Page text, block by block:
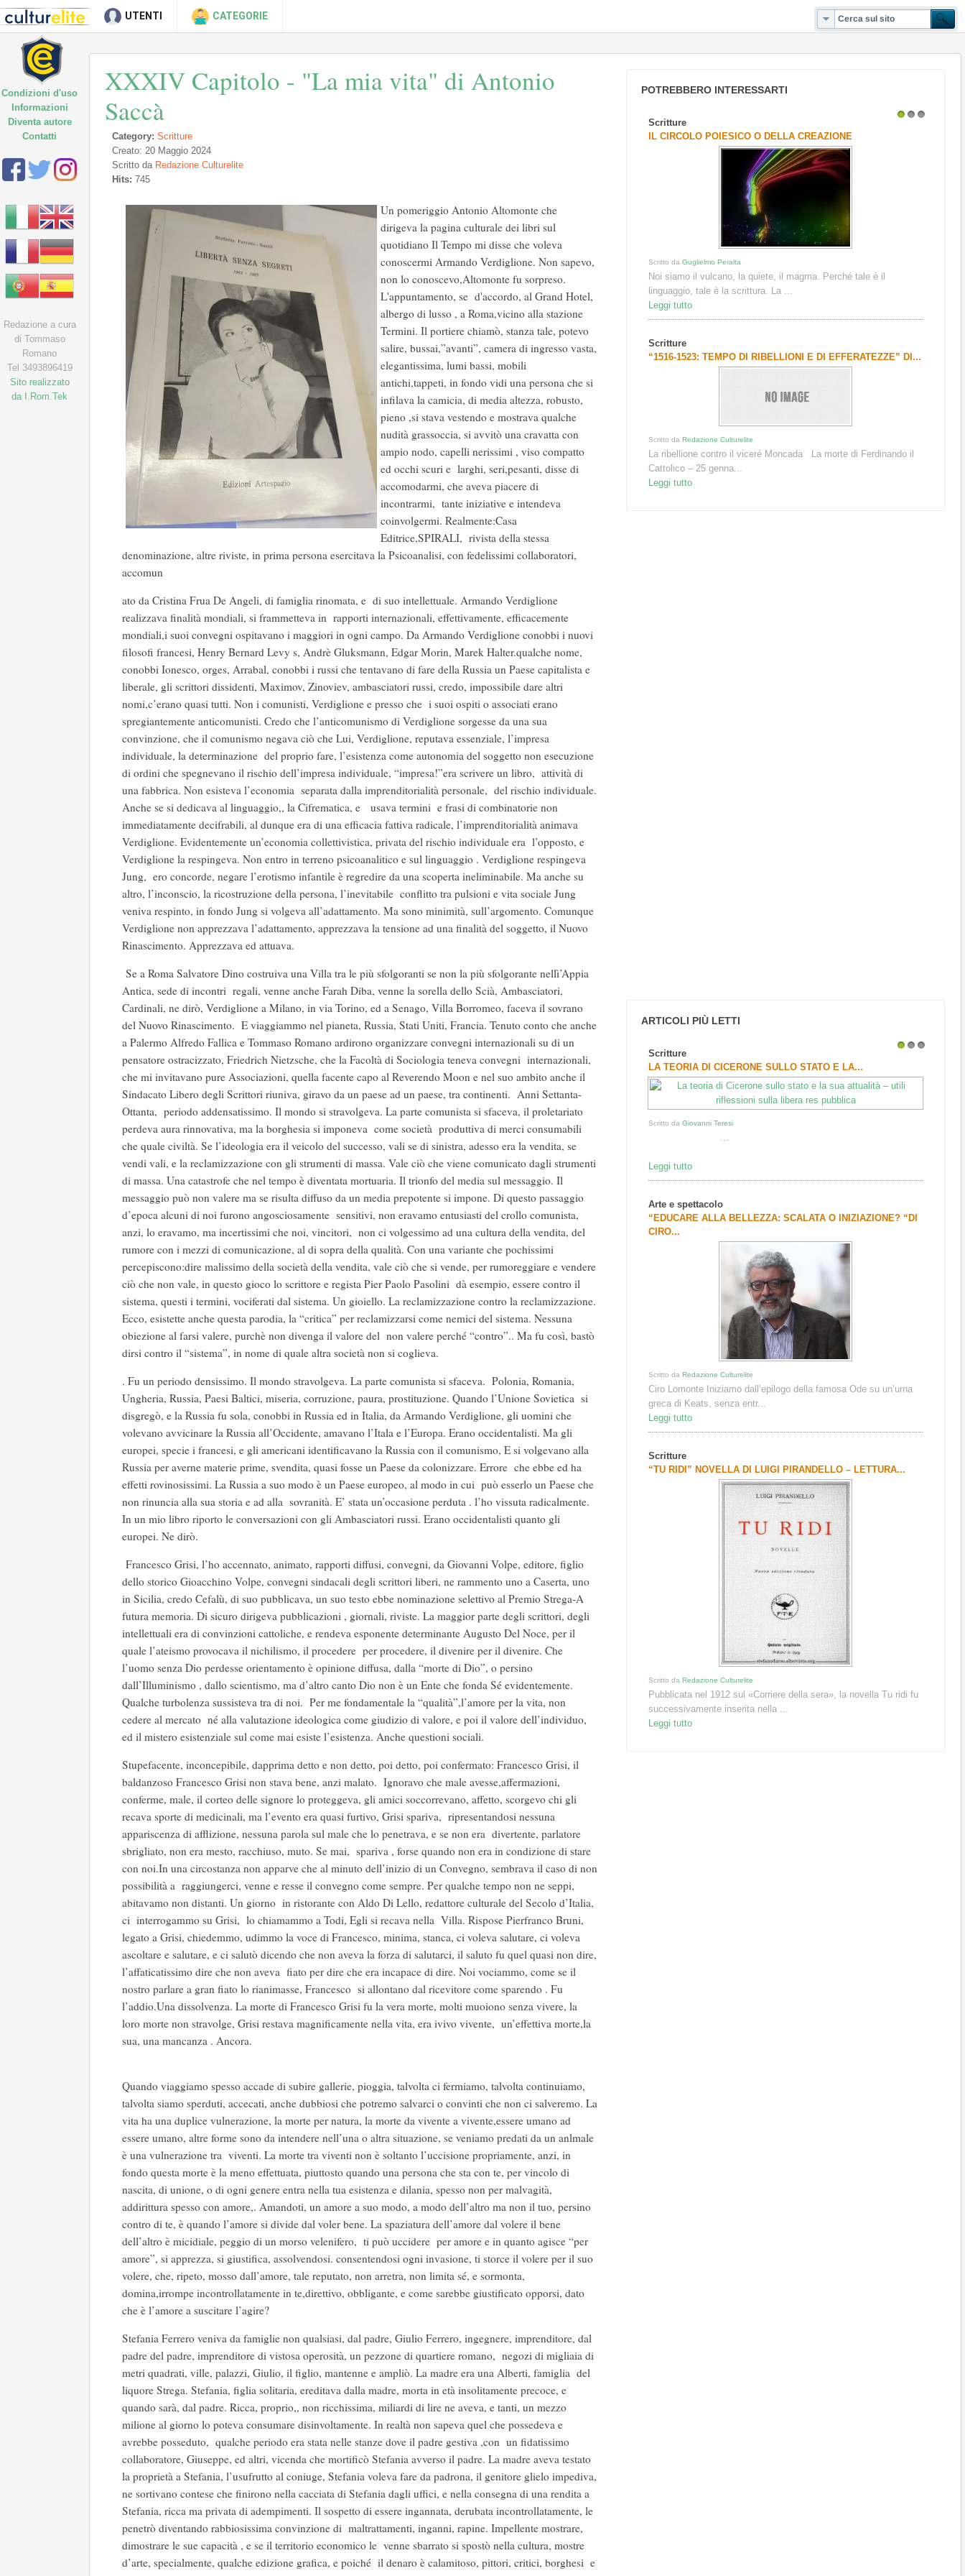
UTENTI CATEGORIE
XXXIV Capitolo - "La mia vita" di Antonio
Saccà
Category: Scritture
Creato: 20 Maggio 2024
Scritto da Redazione Culturelite
Hits: 745
Un pomeriggio Antonio Altomonte che
dirigeva la pagina culturale dei libri sul
quotidiano Il Tempo mi disse che voleva
conoscermi Armando Verdiglione. Non sapevo,
non lo conoscevo,Altomonte fu sorpreso.
L'appuntamento, se d'accordo, al Grand Hotel,
albergo di lusso , a Roma,vicino alla stazione
Termini. Il portiere chiamò, stanza tale, potevo
salire, bussai,”avanti”, camera di ingresso vasta,
elegantissima, lumi bassi, mobili
antichi,tappeti, in fondo vidi una persona che si
infilava la camicia, di media altezza, robusto,
pieno ,si stava vestendo e mostrava qualche
nudità grassoccia, si avvitò una cravatta con
ampio nodo, capelli nerissimi , viso compatto
ed occhi scuri e larghi, seri,pesanti, disse di
accomodarmi, che aveva piacere di
incontrarmi, tante iniziative e intendeva
coinvolgermi. Realmente:Casa
Editrice,SPIRALI, rivista della stessa
denominazione, altre riviste, in prima persona esercitava la Psicoanalisi, con fedelissimi collaboratori,
accomun
ato da Cristina Frua De Angeli, di famiglia rinomata, e di suo intellettuale. Armando Verdiglione
realizzava finalità mondiali, si frammetteva in rapporti internazionali, effettivamente, efficacemente
mondiali,i suoi convegni ospitavano i maggiori in ogni campo. Da Armando Verdiglione conobbi i nuovi
filosofi francesi, Henry Bernard Levy s, Andrè Gluksmann, Edgar Morin, Marek Halter.qualche nome,
conobbi Ionesco, orges, Arrabal, conobbi i russi che tentavano di fare della Russia un Paese capitalista e
liberale, gli scrittori dissidenti, Maximov, Zinoviev, ambasciatori russi, credo, impossibile dare altri
nomi,c’erano quasi tutti. Non i comunisti, Verdiglione e presso che i suoi ospiti o associati erano
spregiantemente anticomunisti. Credo che l’anticomunismo di Verdiglione sorgesse da una sua
convinzione, che il comunismo negava ciò che Lui, Verdiglione, reputava essenziale, l’impresa
individuale, la determinazione del proprio fare, l’esistenza come autonomia del soggetto non esecuzione
di ordini che spegnevano il rischio dell’impresa individuale, “impresa!”era scrivere un libro, attività di
una fabbrica. Non esisteva l’economia separata dalla imprenditorialità personale, del rischio individuale.
Anche se si dedicava al linguaggio,, la Cifrematica, e usava termini e frasi di combinatorie non
immediatamente decifrabili, al dunque era di una efficacia fattiva radicale, l’imprenditorialità animava
Verdiglione. Evidentemente un’economia collettivistica, privata del rischio individuale era l’opposto, e
Verdiglione la respingeva. Non entro in terreno psicoanalitico e sul linguaggio . Verdiglione respingeva
Jung, ero concorde, negare l’erotismo infantile è regredire da una scoperta ineliminabile. Ma anche su
altro, l’inconscio, la ricostruzione della persona, l’inevitabile conflitto tra pulsioni e vita sociale Jung
veniva respinto, in fondo Jung si volgeva all’adattamento. Ma sono minimità, sull’argomento. Comunque
Verdiglione non apprezzava l’adattamento, apprezzava la tensione ad una finalità del soggetto, il Nuovo
Rinascimento. Apprezzava ed attuava.
Se a Roma Salvatore Dino costruiva una Villa tra le più sfolgoranti se non la più sfolgorante nellì’Appia
Antica, sede di incontri regali, venne anche Farah Diba, venne la sorella dello Scià, Ambasciatori,
Cardinali, ne dirò, Verdiglione a Milano, in via Torino, ed a Senago, Villa Borromeo, faceva il sovrano
del Nuovo Rinascimento. E viaggiammo nel pianeta, Russia, Stati Uniti, Francia. Tenuto conto che anche
a Palermo Alfredo Fallica e Tommaso Romano ardirono organizzare convegni internazionali su di un
pensatore ostracizzato, Friedrich Nietzsche, che la Facoltà di Sociologia teneva convegni internazionali,
che mi invitavano pure Associazioni, quella facente capo al Reverendo Moon e nel suo ambito anche il
Sindacato Libero degli Scrittori riuniva, giravo da un paese ad un paese, tra continenti. Anni Settanta-
Ottanta, periodo addensatissimo. Il mondo si stravolgeva. La parte comunista si sfaceva, il proletariato
perdeva aura rinnovativa, ma la borghesia si imponeva come società produttiva di merci consumabili
che quale civiltà. Se l’ideologia era il veicolo del successo, vali se di sinistra, adesso era la vendita, se
vendi vali, e la reclamizzazione con gli strumenti di massa. Vale ciò che viene comunicato dagli strumenti
di massa. Una catastrofe che nel tempo è diventata mortuaria. Il trionfo del media sul messaggio. Il
messaggio può non valere ma se risulta diffuso da un media prepotente si impone. Di questo passaggio
d’epoca alcuni di noi furono angosciosamente sensitivi, non eravamo entusiasti del crollo comunista,
anzi, lo eravamo, ma incertissimi che noi, vincitori, non ci volgessimo ad una cultura della vendita, del
rumore con i mezzi di comunicazione, al di sopra della qualità. Con una variante che pochissimi
percepiscono:dire malissimo della società della vendita, vale ciò che si vende, per rumoreggiare e vendere
ciò che non vale, in questo gioco lo scrittore e regista Pier Paolo Pasolini dà esempio, essere contro il
sistema, questi i termini, vociferati dal sistema. Un gioiello. La reclamizzazione contro la reclamizzazione.
Ecco, esistette anche questa parodia, la “critica” per reclamizzarsi come nemici del sistema. Nessuna
obiezione al farsi valere, purchè non divenga il valore del non valere perché “contro”.. Ma fu così, bastò
dirsi contro il “sistema”, in nome di quale altra società non si coglieva.
. Fu un periodo densissimo. Il mondo stravolgeva. La parte comunista si sfaceva. Polonia, Romania,
Ungheria, Russia, Paesi Baltici, miseria, corruzione, paura, prostituzione. Quando l’Unione Sovietica si
disgregò, e la Russia fu sola, conobbi in Russia ed in Italia, da Armando Verdiglione, gli uomini che
volevano avvicinare la Russia all’Occidente, amavano l’Itala e l’Europa. Erano occidentalisti. Ma gli
europei, specie i francesi, e gli americani identificavano la Russia con il comunismo, E si volgevano alla
Russia per averne materie prime, svendita, quasi fosse un Paese da colonizzare. Errore che ebbe ed ha
effetti rovinosissimi. La Russia a suo modo è un Paese europeo, al modo in cui può esserlo un Paese che
non rinuncia alla sua storia e ad alla sovranità. E’ stata un’occasione perduta . l’ho vissuta radicalmente.
In un mio libro riporto le conversazioni con gli Ambasciatori russi. Erano occidentalisti quanto gli
europei. Ne dirò.
Francesco Grisi, l’ho accennato, animato, rapporti diffusi, convegni, da Giovanni Volpe, editore, figlio
dello storico Gioacchino Volpe, convegni sindacali degli scrittori liberi, ne rammento uno a Caserta, uno
in Sicilia, credo Cefalù, di suo pubblicava, un suo testo ebbe nominazione selettivo al Premio Strega-A
futura memoria. Di sicuro dirigeva pubblicazioni , giornali, riviste. La maggior parte degli scrittori, degli
intellettuali era di convinzioni cattoliche, e rendeva esponente determinante Augusto Del Noce, per il
quale l’ateismo provocava il nichilismo, il procedere per procedere, il divenire per il divenire. Che
l’uomo senza Dio perdesse orientamento è opinione diffusa, dalla “morte di Dio”, o persino
dall’Illuminismo , dallo scientismo, ma d’altro canto Dio non è un Ente che fonda Sé evidentemente.
Qualche turbolenza sussisteva tra di noi. Per me fondamentale la “qualità”,l’amore per la vita, non
cedere al mercato né alla valutazione ideologica come giudizio di valore, e poi il valore dell’individuo,
ed il mistero esistenziale sul come mai esiste l’esistenza. Anche questioni sociali.
Stupefacente, inconcepibile, dapprima detto e non detto, poi detto, poi confermato: Francesco Grisi, il
baldanzoso Francesco Grisi non stava bene, anzi malato. Ignoravo che male avesse,affermazioni,
conferme, male, il corteo delle signore lo proteggeva, gli amici soccorrevano, affetto, scorgevo chi gli
recava sporte di medicinali, ma l’evento era quasi furtivo, Grisi spariva, ripresentandosi nessuna
appariscenza di afflizione, nessuna parola sul male che lo penetrava, e se non era divertente, parlatore
sbrigliato, non era mesto, racchiuso, muto. Se mai, spariva , forse quando non era in condizione di stare
con noi.In una circostanza non apparve che al minuto dell’inizio di un Convegno, sembrava il caso di non
possibilità a raggiungerci, venne e resse il convegno come sempre. Per qualche tempo non ne seppi,
abitavamo non distanti. Un giorno in ristorante con Aldo Di Lello, redattore culturale del Secolo d’Italia,
ci interrogammo su Grisi, lo chiamammo a Todi, Egli si recava nella Villa. Rispose Pierfranco Bruni,
legato a Grisi, chiedemmo, udimmo la voce di Francesco, minima, stanca, ci voleva salutare, ci voleva
ascoltare e salutare, e ci salutò dicendo che non aveva la forza di salutarci, il saluto fu quel quasi non dire,
l’affaticatissimo dire che non aveva fiato per dire che era incapace di dire. Noi vociammo, come se il
nostro parlare a gran fiato lo rianimasse, Francesco si allontano dal ricevitore come sparendo . Fu
l’addio.Una dissolvenza. La morte di Francesco Grisi fu la vera morte, molti muoiono senza vivere, la
loro morte non stravolge, Grisi restava magnificamente nella vita, era ivivo vivente, un’effettiva morte,la
sua, una mancanza . Ancora.
Quando viaggiamo spesso accade di subire gallerie, pioggia, talvolta ci fermiamo, talvolta continuiamo,
talvolta siamo sperduti, accecati, anche dubbiosi che potremo salvarci o convinti che non ci salveremo. La
vita ha una duplice vulnerazione, la morte per natura, la morte da vivente a vivente,essere umano ad
essere umano, altre forme sono da intendere nell’una o altra situazione, se veniamo predati da un anlmale
è una vulnerazione tra viventi. La morte tra viventi non è soltanto l’uccisione propriamente, anzi, in
fondo questa morte è la meno effettuata, piuttosto quando una persona che sta con te, per vincolo di
nascita, di unione, o di ogni genere entra nella tua esistenza e dilania, spesso non per malvagità,
addirittura spesso con amore,. Amandoti, un amore a suo modo, a modo dell’altro ma non il tuo, persino
contro di te, è quando l’amore si divide dal voler bene. La spaziatura dell’amore dal volere il bene
dell’altro è micidiale, peggio di un morso velenifero, ti può uccidere per amore e in quanto agisce “per
amore”, si apprezza, si giustifica, assolvendosi. consentendosi ogni invasione, ti storce il volere per il suo
volere, che, ripeto, mosso dall’amore, tale reputato, non arretra, non limita sé, e sormonta,
domina,irrompe incontrollatamente in te,direttivo, obbligante, e come sarebbe giustificato opporsi, dato
che è l’amore a suscitare l’agire?
Stefania Ferrero veniva da famiglie non qualsiasi, dal padre, Giulio Ferrero, ingegnere, imprenditore, dal
padre del padre, imprenditore di vistosa operosità, un pezzone di quartiere romano, negozi di migliaia di
metri quadrati, ville, palazzi, Giulio, il figlio, mantenne e ampliò. La madre era una Alberti, famiglia del
liquore Strega. Stefania, figlia solitaria, ereditava dalla madre, morta in età insolitamente precoce, e
quando sarà, dal padre. Ricca, proprio,, non ricchissima, miliardi di lire ne aveva, e tanti, un mezzo
milione al giorno lo poteva consumare disinvoltamente. In realtà non sapeva quel che possedeva e
avrebbe posseduto, qualche periodo era stata nelle stanze dove il padre gestiva ,con un fidatissimo
collaboratore, Giuseppe, ed altri, vicenda che mortificò Stefania avverso il padre. La madre aveva testato
la proprietà a Stefania, l’usufrutto al coniuge, Stefania voleva fare da padrona, il genitore glielo impediva,
ne sortivano contese che finirono nella cacciata di Stefania dagli uffici, e nella consegna di una rendita a
Stefania, ricca ma privata di adempimenti. Il sospetto di essere ingannata, derubata incontrollatamente, le
penetrò diventando rabbiosissima convinzione di maltrattamenti, inganni, rapine. Impellente mostrare,
dimostrare le sue capacità , e se il territorio economico le venne sbarrato si spostò nella cultura, mostre
d’arte, specialmente, qualche edizione grafica, e poiché il denaro è calamitoso, pittori, critici, borghesi e
POTREBBERO INTERESSARTI
Scritture
IL CIRCOLO POIESICO O DELLA CREAZIONE
Scritto daGuglielmo Peralta
Noi siamo il vulcano, la quiete, il magma. Perché tale è il
linguaggio, tale è la scrittura. La ...
Leggi tutto
Scritture
“1516-1523: TEMPO DI RIBELLIONI E DI EFFERATEZZE” DI...
Scritto daRedazione Culturelite
La ribellione contro il viceré Moncada La morte di Ferdinando il
Cattolico – 25 genna...
Leggi tutto
ARTICOLI PIÙ LETTI
Scritture
LA TEORIA DI CICERONE SULLO STATO E LA...
Scritto daGiovanni Teresi
...
Leggi tutto
Arte e spettacolo
“EDUCARE ALLA BELLEZZA: SCALATA O INIZIAZIONE? “DI
CIRO...
Scritto daRedazione Culturelite
Ciro Lomonte Iniziamo dall’epilogo della famosa Ode su un’urna
greca di Keats, senza entr...
Leggi tutto
Scritture
“TU RIDI” NOVELLA DI LUIGI PIRANDELLO – LETTURA...
Scritto daRedazione Culturelite
Pubblicata nel 1912 sul «Corriere della sera», la novella Tu ridi fu
successivamente inserita nella ...
Leggi tutto
Condizioni d'uso
Informazioni
Diventa autore
Contatti
Redazione a cura
di Tommaso
Romano
Tel 3493896419
Sito realizzato
da I.Rom.Tek